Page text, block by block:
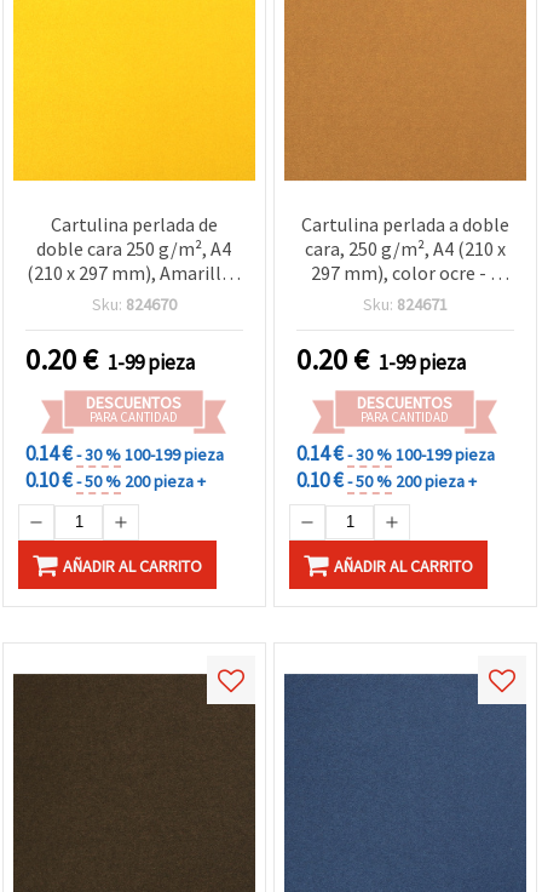
Cartulina perlada de
doble cara 250 g/m², A4
(210 x 297 mm), Amarilla -
1 hoja
Sku: 824670
0.20€ 1-99 pieza
DESCUENTOS
PARA CANTIDAD
0.14 €- 30 %100-199 pieza
0.10 €- 50 % 200 pieza +
AÑADIR AL CARRITO
Cartulina perlada a doble
cara, 250 g/m², A4 (210 x
297 mm), color ocre - 1
hoja
Sku: 824671
0.20€ 1-99 pieza
DESCUENTOS
PARA CANTIDAD
0.14 €- 30 %100-199 pieza
0.10 €- 50 % 200 pieza +
AÑADIR AL CARRITO